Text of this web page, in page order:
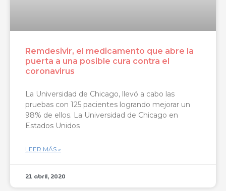
Remdesivir, el medicamento que abre la
puerta a una posible cura contra el
coronavirus
La Universidad de Chicago, llevó a cabo las
pruebas con 125 pacientes logrando mejorar un
98% de ellos. La Universidad de Chicago en
Estados Unidos
LEER MÁS »
21 abril, 2020